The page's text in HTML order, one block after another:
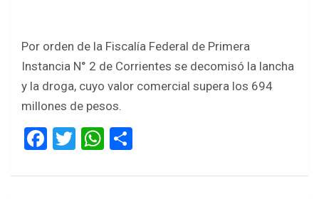
Por orden de la Fiscalía Federal de Primera
Instancia N° 2 de Corrientes se decomisó la lancha
y la droga, cuyo valor comercial supera los 694
millones de pesos.
F
ce
T
tt
W
at ar